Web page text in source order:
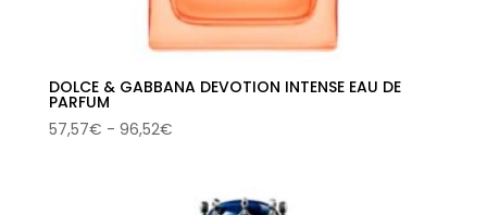
DOLCE & GABBANA DEVOTION INTENSE EAU DE
PARFUM
57,57€ - 96,52€Rango
desde